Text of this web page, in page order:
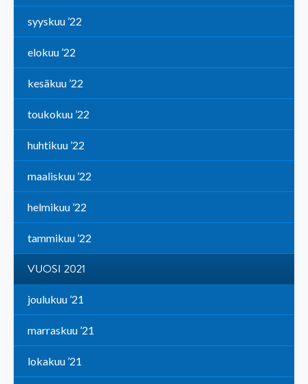
syyskuu ’22
elokuu ’22
kesäkuu ’22
toukokuu ’22
huhtikuu ’22
maaliskuu ’22
helmikuu ’22
tammikuu ’22
VUOSI 2021
joulukuu ’21
marraskuu ’21
lokakuu ’21